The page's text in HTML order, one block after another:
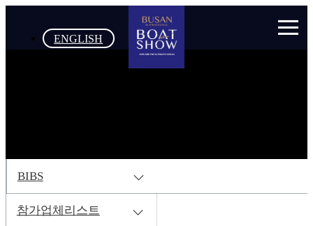
ENGLISH
BIBS
참가업체리스트